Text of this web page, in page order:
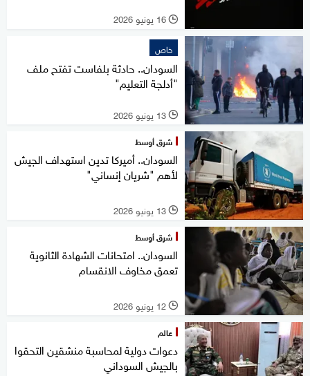
l 16 يونيو 2026
خاص
السودان.. حادثة بلفاست تفتح ملف
"أدلجة التعليم"
l 13 يونيو 2026
شرق أوسط
السودان.. أميركا تدين استهداف الجيش
لأهم "شريان إنساني"
l 13 يونيو 2026
شرق أوسط
السودان.. امتحانات الشهادة الثانوية
تعمق مخاوف الانقسام
l 12 يونيو 2026
عالم
دعوات دولية لمحاسبة منشقين التحقوا
بالجيش السوداني